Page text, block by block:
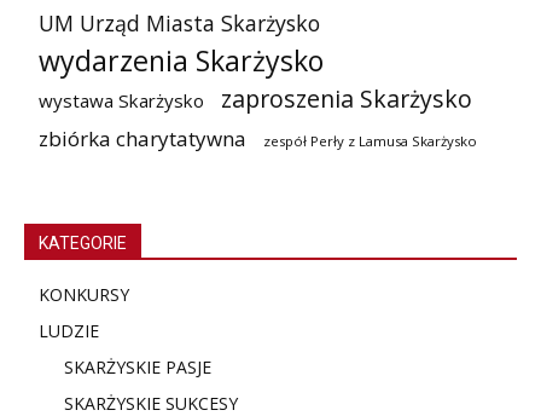
UM Urząd Miasta Skarżysko
wydarzenia Skarżysko
wystawa Skarżysko zaproszenia Skarżysko
zbiórka charytatywna zespół Perły z Lamusa Skarżysko
KATEGORIE
KONKURSY
LUDZIE
SKARŻYSKIE PASJE
SKARŻYSKIE SUKCESY